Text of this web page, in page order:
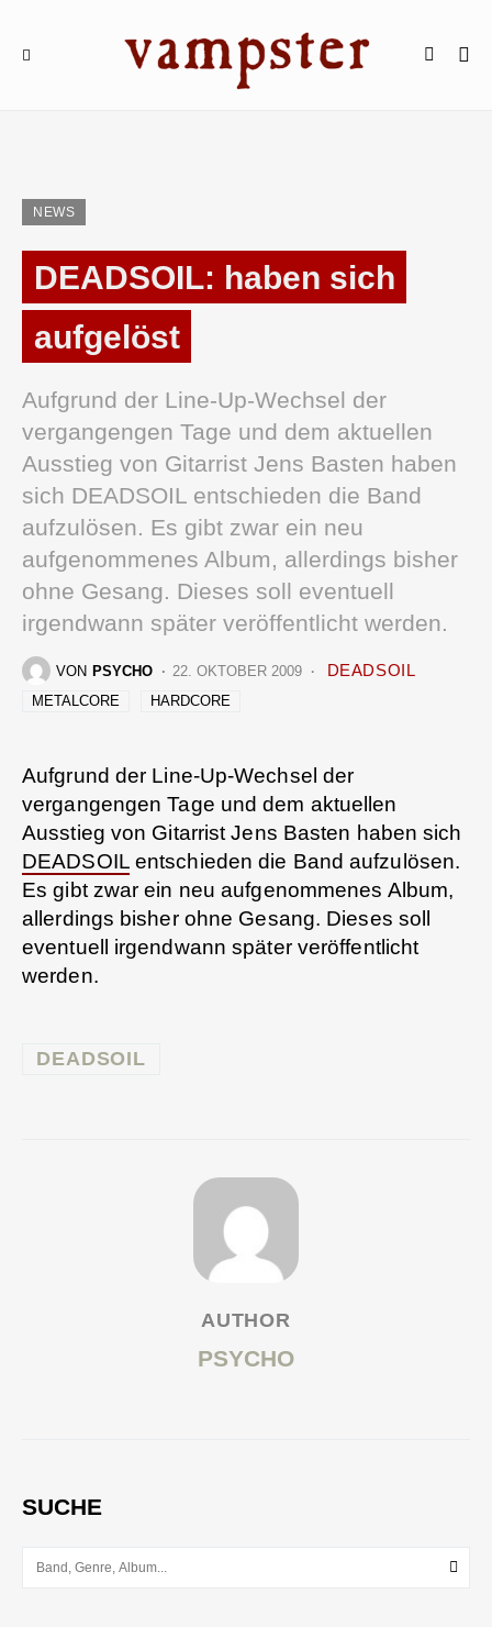
NEWS
DEADSOIL: haben sich
aufgelöst
Aufgrund der Line-Up-Wechsel der
vergangengen Tage und dem aktuellen
Ausstieg von Gitarrist Jens Basten haben
sich DEADSOIL entschieden die Band
aufzulösen. Es gibt zwar ein neu
aufgenommenes Album, allerdings bisher
ohne Gesang. Dieses soll eventuell
irgendwann später veröffentlicht werden.
VON PSYCHO 22. OKTOBER 2009 DEADSOIL
METALCORE HARDCORE
Aufgrund der Line-Up-Wechsel der
vergangengen Tage und dem aktuellen
Ausstieg von Gitarrist Jens Basten haben sich
DEADSOILentschieden die Band aufzulösen.
Es gibt zwar ein neu aufgenommenes Album,
allerdings bisher ohne Gesang. Dieses soll
eventuell irgendwann später veröffentlicht
werden.
DEADSOIL
AUTHOR
PSYCHO
SUCHE